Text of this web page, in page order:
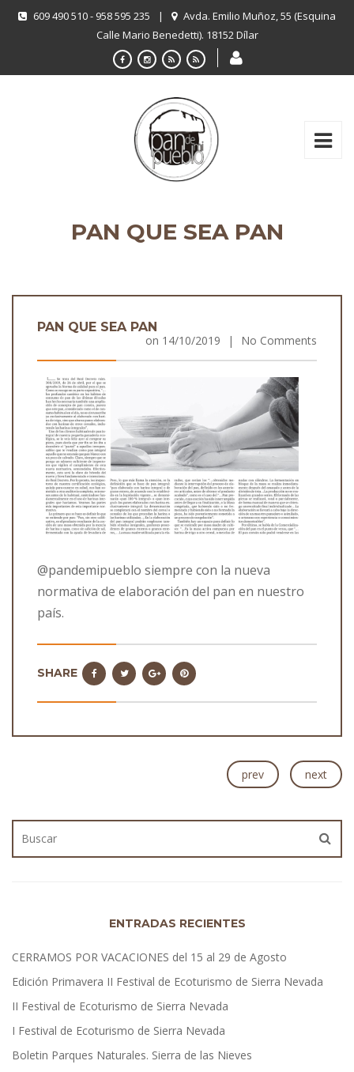
609 490 510 - 958 595 235 |
Avda. Emilio Muñoz, 55 (Esquina
Calle Mario Benedetti). 18152 Dílar
PAN QUE SEA PAN
PAN QUE SEA PAN
on 14/10/2019 | No Comments
@pandemipueblo siempre con la nueva
normativa de elaboración del pan en nuestro
país.
SHARE
prev next
ENTRADAS RECIENTES
CERRAMOS POR VACACIONES del 15 al 29 de Agosto
Edición Primavera II Festival de Ecoturismo de Sierra Nevada
II Festival de Ecoturismo de Sierra Nevada
I Festival de Ecoturismo de Sierra Nevada
Boletin Parques Naturales. Sierra de las Nieves